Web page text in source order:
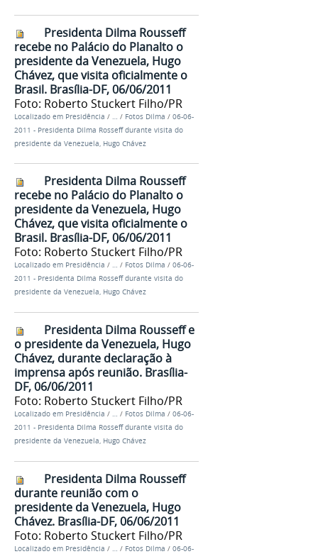
Presidenta Dilma Rousseff
recebe no Palácio do Planalto o
presidente da Venezuela, Hugo
Chávez, que visita oficialmente o
Brasil. Brasília-DF, 06/06/2011
Foto: Roberto Stuckert Filho/PR
Localizado em Presidência / … / Fotos Dilma / 06-06-
2011 - Presidenta Dilma Rosseff durante visita do
presidente da Venezuela, Hugo Chávez
Presidenta Dilma Rousseff
recebe no Palácio do Planalto o
presidente da Venezuela, Hugo
Chávez, que visita oficialmente o
Brasil. Brasília-DF, 06/06/2011
Foto: Roberto Stuckert Filho/PR
Localizado em Presidência / … / Fotos Dilma / 06-06-
2011 - Presidenta Dilma Rosseff durante visita do
presidente da Venezuela, Hugo Chávez
Presidenta Dilma Rousseff e
o presidente da Venezuela, Hugo
Chávez, durante declaração à
imprensa após reunião. Brasília-
DF, 06/06/2011
Foto: Roberto Stuckert Filho/PR
Localizado em Presidência / … / Fotos Dilma / 06-06-
2011 - Presidenta Dilma Rosseff durante visita do
presidente da Venezuela, Hugo Chávez
Presidenta Dilma Rousseff
durante reunião com o
presidente da Venezuela, Hugo
Chávez. Brasília-DF, 06/06/2011
Foto: Roberto Stuckert Filho/PR
Localizado em Presidência / … / Fotos Dilma / 06-06-